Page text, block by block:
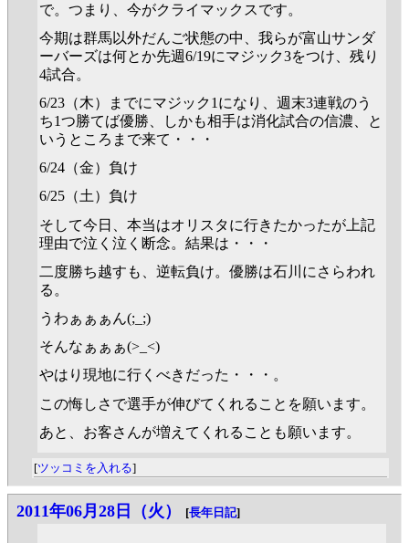
で。つまり、今がクライマックスです。
今期は群馬以外だんご状態の中、我らが富山サンダ
ーバーズは何とか先週6/19にマジック3をつけ、残り
4試合。
6/23（木）までにマジック1になり、週末3連戦のう
ち1つ勝てば優勝、しかも相手は消化試合の信濃、と
いうところまで来て・・・
6/24（金）負け
6/25（土）負け
そして今日、本当はオリスタに行きたかったが上記
理由で泣く泣く断念。結果は・・・
二度勝ち越すも、逆転負け。優勝は石川にさらわれ
る。
うわぁぁぁん(;_;)
そんなぁぁぁ(>_<)
やはり現地に行くべきだった・・・。
この悔しさで選手が伸びてくれることを願います。
あと、お客さんが増えてくれることも願います。
[ツッコミを入れる]
2011年06月28日（火） [長年日記]